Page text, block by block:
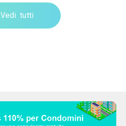
Vedi tutti